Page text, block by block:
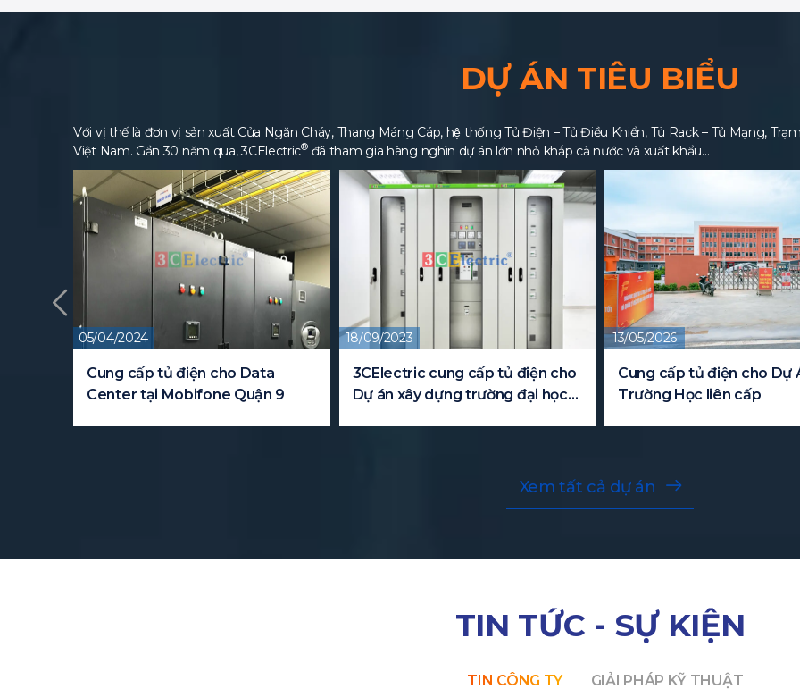
DỰ ÁN TIÊU BIỂU
Với vị thế là đơn vị sản xuất Cửa Ngăn Cháy, Thang Máng Cáp, hệ thống Tủ Điện – Tủ Điều Khiển, Tủ Rack – Tủ Mạng,
Việt Nam. Gần 30 năm qua, 3CElectric®đã tham gia hàng nghìn dự án lớn nhỏ khắp cả nước và xuất khẩu…
05/04/2024
Cung cấp tủ điện cho Data
Center tại Mobifone Quận 9
18/09/2023
3CElectric cung cấp tủ điện cho
Dự án xây dựng trường đại học
13/05/2026
Cung cấp tủ điện cho Dự
Trường Học liên cấp
Xem tất cả dự án
TIN TỨC - SỰ KIỆN
TIN CÔNG TY GIẢI PHÁP KỸ THUẬT